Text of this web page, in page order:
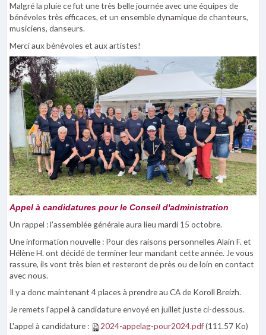
Malgré la pluie ce fut une très belle journée avec une équipes de
bénévoles très efficaces, et un ensemble dynamique de chanteurs,
musiciens, danseurs.
Merci aux bénévoles et aux artistes!
Appel à candidatures pour le Conseil d'administration
Un rappel : l'assemblée générale aura lieu mardi 15 octobre.
Une information nouvelle : Pour des raisons personnelles Alain F. et
Hélène H. ont décidé de terminer leur mandant cette année. Je vous
rassure, ils vont très bien et resteront de près ou de loin en contact
avec nous.
Il y a donc maintenant 4 places à prendre au CA de Koroll Breizh.
Je remets l'appel à candidature envoyé en juillet juste ci-dessous.
L'appel à candidature :
2024-appelag-pour2024.pdf(111.57 Ko)